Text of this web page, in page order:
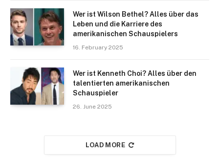
Wer ist Wilson Bethel? Alles über das
Leben und die Karriere des
amerikanischen Schauspielers
16. February 2025
Wer ist Kenneth Choi? Alles über den
talentierten amerikanischen
Schauspieler
26. June 2025
LOAD MORE